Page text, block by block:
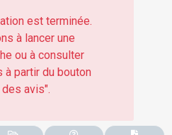
est terminée.
à lancer une
ou à consulter
à partir du bouton
avis".